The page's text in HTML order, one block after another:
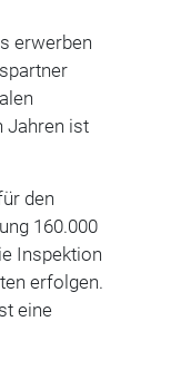
erwerben
Jahren ist
den
160.000
Inspektion
erfolgen.
eine